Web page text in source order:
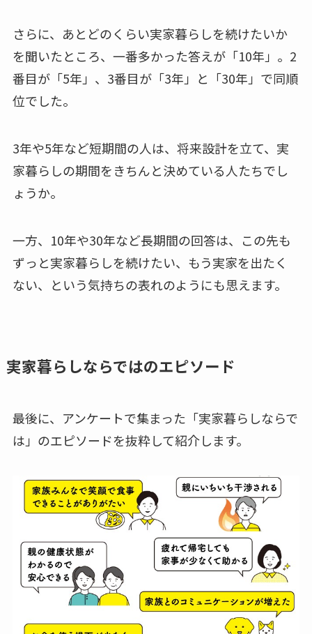
さらに、あとどのくらい実家暮らしを続けたいか
を聞いたところ、一番多かった答えが「10年」。2
番目が「5年」、3番目が「3年」と「30年」で同順
位でした。
3年や5年など短期間の人は、将来設計を立て、実
家暮らしの期間をきちんと決めている人たちでし
ょうか。
一方、10年や30年など長期間の回答は、この先も
ずっと実家暮らしを続けたい、もう実家を出たく
ない、という気持ちの表れのようにも思えます。
実家暮らしならではのエピソード
最後に、アンケートで集まった「実家暮らしならで
は」のエピソードを抜粋して紹介します。